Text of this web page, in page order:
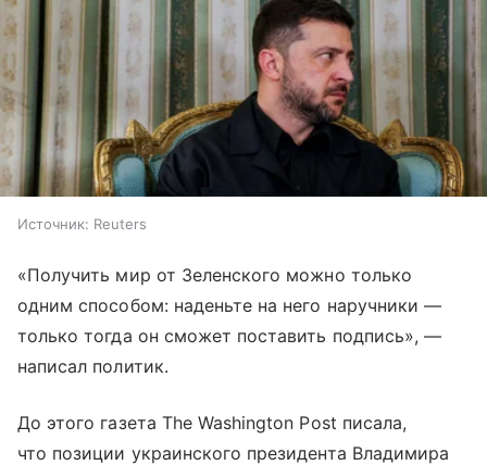
Источник: Reuters
«Получить мир от Зеленского можно только
одним способом: наденьте на него наручники —
только тогда он сможет поставить подпись», —
написал политик.
До этого газета The Washington Post писала,
что позиции украинского президента Владимира